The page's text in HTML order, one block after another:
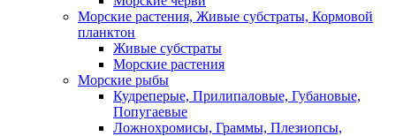
Морские растения, Живые субстраты, Кормовой
планктон
Живые субстраты
Морские растения
Морские рыбы
Кудреперые, Прилипаловые, Губановые,
Попугаевые
Ложнохромисы, Граммы, Плезиопсы,